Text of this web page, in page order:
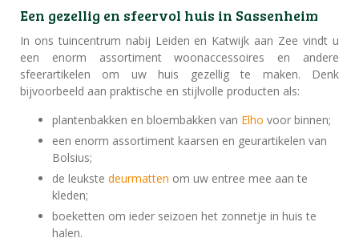
Een gezellig en sfeervol huis in Sassenheim
In ons tuincentrum nabij Leiden en Katwijk aan Zee vindt u
een enorm assortiment woonaccessoires en andere
sfeerartikelen om uw huis gezellig te maken. Denk
bijvoorbeeld aan praktische en stijlvolle producten als:
plantenbakken en bloembakken van Elho voor binnen;
een enorm assortiment kaarsen en geurartikelen van
Bolsius;
de leukste deurmatten om uw entree mee aan te
kleden;
boeketten om ieder seizoen het zonnetje in huis te
halen.